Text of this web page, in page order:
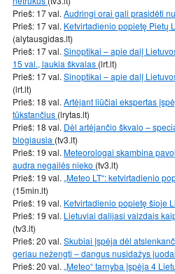
Prieš: 17 val. Audringi orai gali prasidėti
Prieš: 17 val. Ketvirtadienio popietę Pietų
(alytausgidas.lt)
Prieš: 17 val. Sinoptikai – apie dalį
15 val., laukia škvalas (lrt.lt)
Prieš: 17 val. Sinoptikai – apie dalį
(lrt.lt)
Prieš: 18 val. Artėjant liūčiai ekspertas
tūkstančius (lrytas.lt)
Prieš: 18 val. Dėl artėjančio škvalo –
blogiausia (tv3.lt)
Prieš: 19 val. Meteorologai skambina
audra negailės nieko (tv3.lt)
Prieš: 19 val. „Meteo LT“: ketvirtadienio
(15min.lt)
Prieš: 19 val. Ketvirtadienio popietę šioje
Prieš: 19 val. Lietuviai dalijasi vaizdais
(tv3.lt)
Prieš: 20 val. Skubiai įspėja dėl
geriau nežengti – dangus nusidažys juodai
Prieš: 20 val. „Meteo“ tarnyba įspėja 4